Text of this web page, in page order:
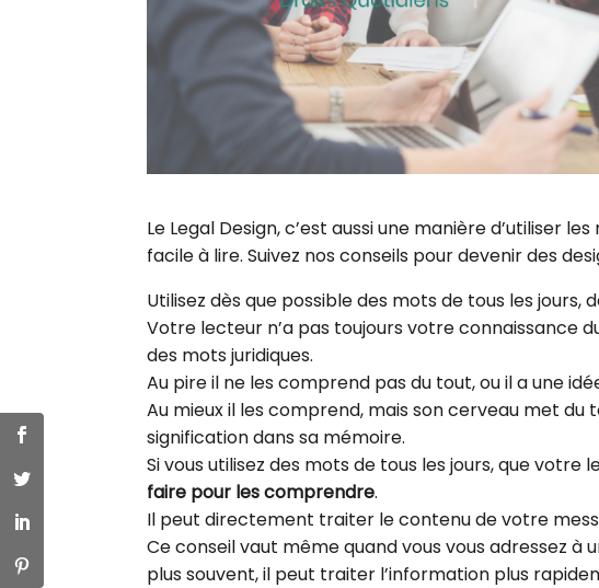
Le Legal Design, c’est aussi une manière d’utiliser
facile à lire. Suivez nos conseils pour devenir des
Utilisez dès que possible des mots de tous les jours,
Votre lecteur n’a pas toujours votre connaissance
des mots juridiques.
Au pire il ne les comprend pas du tout, ou il a une
Au mieux il les comprend, mais son cerveau met
signification dans sa mémoire.
Si vous utilisez des mots de tous les jours, que
faire pour les comprendre.
Il peut directement traiter le contenu de votre
Ce conseil vaut même quand vous vous adressez
plus souvent, il peut traiter l’information plus